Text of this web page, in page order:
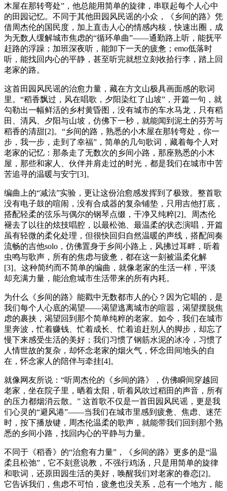
木屋在那转弯处”，他总能用简单的旋律，串联起每个人心中
的田园记忆。不同于其他田园风民谣的小众，《乡间的路》凭
借周杰伦的国民度，加上直击人心的情感内核，快速出圈，成
为无数人缓解城市焦虑的“循环单曲”——通勤路上听，能抚平
赶路的浮躁；加班深夜听，能卸下一天的疲惫；emo低落时
听，能找回内心的平静，甚至听完就想立刻收拾行李，踏上回
老家的路。
这首田园风民谣的治愈力量，藏在方文山极具画面感的歌词
里。“稻香飘过，风在唱歌，夕阳染红了山坡”，开篇一句，就
勾勒出一幅鲜活的乡村黄昏图，没有城市的车水马龙，只有稻
田、清风、夕阳与山坡，仿佛下一秒，就能闻到泥土的芬芳与
稻香的清甜[2]。“乡间的路，熟悉的小木屋在那转弯处，你一
步，我一步，走到了幸福”，简单的几句歌词，藏着每个人对
老家的记忆：那条走了无数次的乡间小路，那座熟悉的小木
屋，那些和家人、伙伴并肩走过的时光，都是我们在城市中苦
苦追寻的温暖与安宁[3]。
编曲上的“减法”实验，更让这份治愈感发挥到了极致。整首歌
没有电子鼓的喧闹，没有合成器的复杂铺垫，只用吉他打底，
搭配轻柔的弦乐与偶尔的钢琴点缀，干净又纯粹[2]。周杰伦
褪去了以往的炫技唱腔，以最松弛、最温柔的状态演唱，开篇
虽有轻微的柔化处理，但很快回归自然温暖的声线，搭配间奏
流畅的吉他solo，仿佛置身于乡间小路上，风拂过耳畔，听着
虫鸣与歌声，所有的焦虑与疲惫，都在这一刻被温柔化解
[3]。这种简约而不简单的编曲，就像老家的生活一样，平淡
却充满力量，能治愈城市生活带来的所有内耗。
为什么《乡间的路》能戳中无数都市人的心？因为它唱的，是
我们每个人心底的渴望——渴望逃离城市的喧嚣，渴望摆脱焦
虑的裹挟，渴望回到那个简单纯粹的老家。如今，我们在城市
里奔波，忙着赚钱、忙着成长、忙着追赶别人的脚步，却忘了
慢下来感受生活的美好；我们习惯了钢筋水泥的冰冷，习惯了
人情世故的复杂，却怀念老家的烟火气，怀念田间地头的自
在，怀念家人的陪伴与牵挂[4]。
就像网友所说：“听周杰伦的《乡间的路》，仿佛瞬间穿越回
老家，坐在院子里，晒着太阳，听着风吹过稻田的声音，所有
的压力都烟消云散。” 这首歌不仅是一首田园风民谣，更是我
们心灵的“避风港”——当我们在城市里感到疲惫、焦虑、迷茫
时，按下播放键，周杰伦温柔的歌声，就能带我们回到那个熟
悉的乡间小路，找回内心的平静与力量。
不同于《稻香》的“治愈有力量”，《乡间的路》更多的是“温
柔且松弛”，它不刻意说教，不强行鸡汤，只是用简单的旋律
和歌词，还原田园生活的美好，唤醒我们对老家的眷恋[2]。
它告诉我们，焦虑不可怕，疲惫也没关系，总有一个地方，能